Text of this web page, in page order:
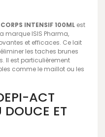
INTENSIF 100ML est
marque ISIS Pharma,
et efficaces. Ce lait
les taches brunes
Il est particulièrement
comme le maillot ou les
ACT
DOUCE ET